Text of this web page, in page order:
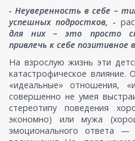
- Неуверенность в себе –
успешных подростков, -
для них – это просто
привлечь к себе позитивное
На взрослую жизнь эти
катастрофическое влияние.
«идеальные» отношения,
совершенно не умея
стереотипу поведения
экономно) или мужа
эмоционального ответа —